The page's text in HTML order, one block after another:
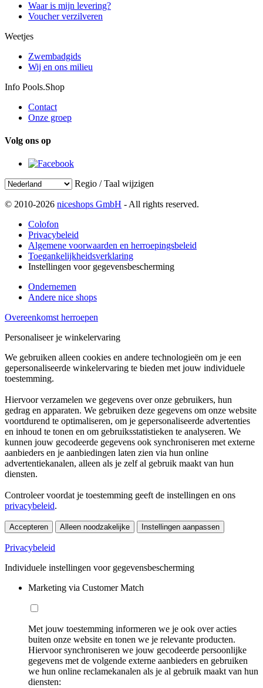
Waar is mijn levering?
Voucher verzilveren
Weetjes
Zwembadgids
Wij en ons milieu
Info Pools.Shop
Contact
Onze groep
Volg ons op
Regio / Taal wijzigen
© 2010-2026 niceshops GmbH - All rights reserved.
Colofon
Privacybeleid
Algemene voorwaarden en herroepingsbeleid
Toegankelijkheidsverklaring
Instellingen voor gegevensbescherming
Ondernemen
Andere nice shops
Overeenkomst herroepen
Personaliseer je winkelervaring
We gebruiken alleen cookies en andere technologieën om je een
gepersonaliseerde winkelervaring te bieden met jouw individuele
toestemming.
Hiervoor verzamelen we gegevens over onze gebruikers, hun
gedrag en apparaten. We gebruiken deze gegevens om onze website
voortdurend te optimaliseren, om je gepersonaliseerde advertenties
en inhoud te tonen en om gebruiksstatistieken te analyseren. We
kunnen jouw gecodeerde gegevens ook synchroniseren met externe
aanbieders en je aanbiedingen laten zien via hun online
advertentiekanalen, alleen als je zelf al gebruik maakt van hun
diensten.
Controleer voordat je toestemming geeft de instellingen en ons
privacybeleid.
Accepteren Alleen noodzakelijke Instellingen aanpassen
Privacybeleid
Individuele instellingen voor gegevensbescherming
Marketing via Customer Match
Met jouw toestemming informeren we je ook over acties
buiten onze website en tonen we je relevante producten.
Hiervoor synchroniseren we jouw gecodeerde persoonlijke
gegevens met de volgende externe aanbieders en gebruiken
we hun online reclamekanalen als je al gebruik maakt van hun
diensten: